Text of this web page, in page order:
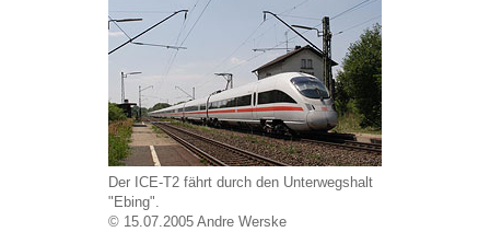
Der ICE-T2 fährt durch den Unterwegshalt
"Ebing".
© 15.07.2005 Andre Werske